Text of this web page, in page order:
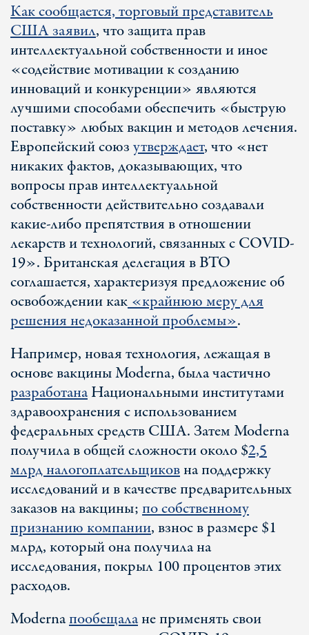
Как сообщается, торговый представитель
США заявил, что защита прав
интеллектуальной собственности и иное
«содействие мотивации к созданию
инноваций и конкуренции» являются
лучшими способами обеспечить «быструю
поставку» любых вакцин и методов лечения.
Европейский союзутверждает, что «нет
никаких фактов, доказывающих, что
вопросы прав интеллектуальной
собственности действительно создавали
какие-либо препятствия в отношении
лекарств и технологий, связанных с COVID-
19». Британская делегация в ВТО
соглашается, характеризуя предложение об
освобождении как«крайнюю меру для
решения недоказанной проблемы».
Например, новая технология, лежащая в
основе вакцины Moderna, была частично
разработанаНациональными институтами
здравоохранения с использованием
федеральных средств США. Затем Moderna
получила в общей сложности около $2,5
млрд налогоплательщиковна поддержку
исследований и в качестве предварительных
заказов на вакцины;по собственному
признанию компании, взнос в размере $1
млрд, который она получила на
исследования, покрыл 100 процентов этих
расходов.
Modernaпообещалане применять свои